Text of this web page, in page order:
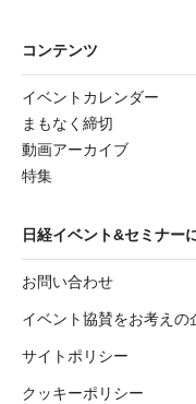
コンテンツ
イベントカレンダー
まもなく締切
動画アーカイブ
特集
日経イベント&セミナー
お問い合わせ
イベント協賛をお考えの
サイトポリシー
クッキーポリシー